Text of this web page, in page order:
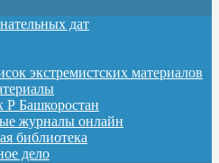
дат
экстремистских материалов
Р Башкоростан
журналы онлайн
библиотека
дело